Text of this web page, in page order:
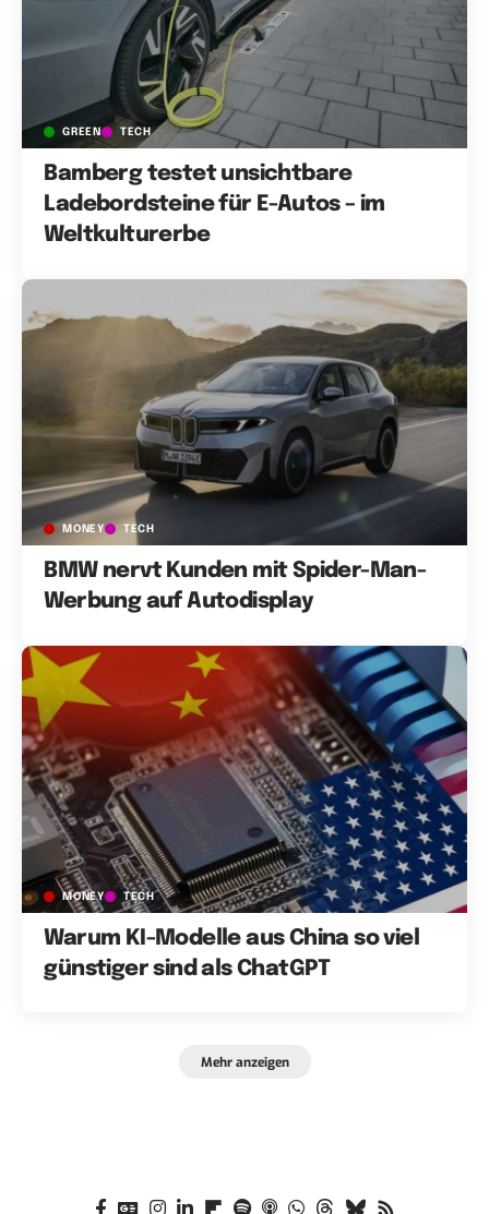
GREEN TECH
Bamberg testet unsichtbare
Ladebordsteine für E-Autos – im
Weltkulturerbe
MONEY TECH
BMW nervt Kunden mit Spider-Man-
Werbung auf Autodisplay
MONEY TECH
Warum KI-Modelle aus China so viel
günstiger sind als ChatGPT
Mehr anzeigen